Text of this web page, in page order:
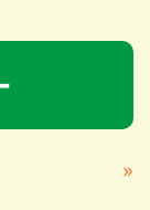
»